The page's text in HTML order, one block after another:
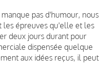
pas d'humour, nous
les épreuves qu'elle et les
deux jours durant pour
dispensée quelque
aux idées reçus, il peut